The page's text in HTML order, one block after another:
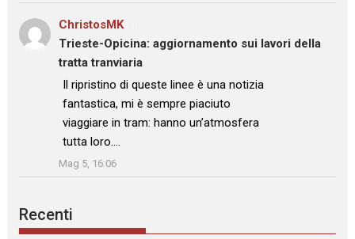
ChristosMKsu
Trieste-Opicina: aggiornamento sui lavori della
tratta tranviaria
: “Il ripristino di queste linee è una notizia
fantastica, mi è sempre piaciuto
viaggiare in tram: hanno un’atmosfera
tutta loro.…
Mag 5, 16:06
Recenti